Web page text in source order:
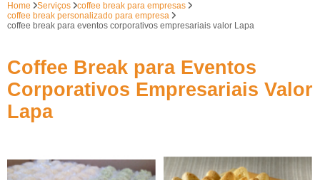
Home Serviços
coffee break para empresas
coffee break personalizado para empresa
coffee break para eventos corporativos empresariais valor Lapa
Coffee Break para Eventos
Corporativos Empresariais Valor
Lapa